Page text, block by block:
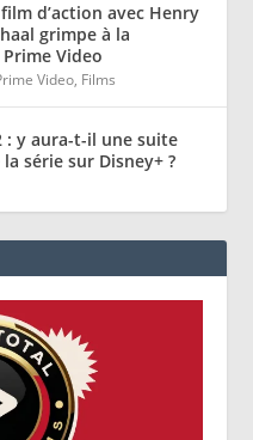
d’action avec Henry
grimpe à la
Video
Video, Films
: y aura-t-il une suite
série sur Disney+ ?